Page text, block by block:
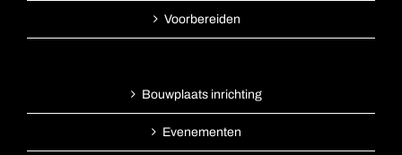
Voorbereiden
Bouwplaats inrichting
Evenementen